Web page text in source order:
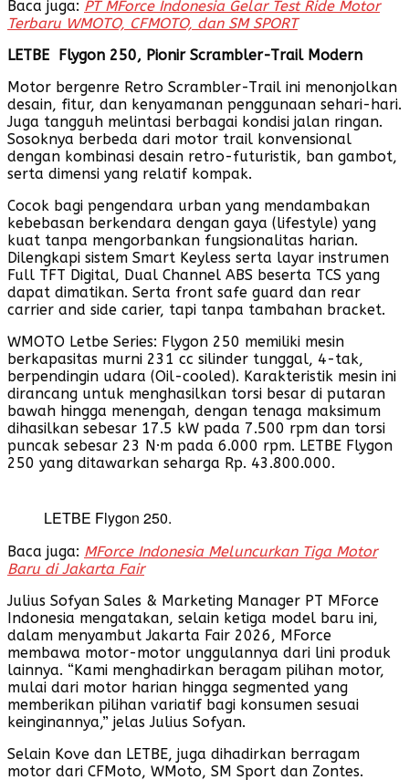
Baca juga: PT MForce Indonesia Gelar Test Ride Motor
Terbaru WMOTO, CFMOTO, dan SM SPORT
LETBE Flygon 250, Pionir Scrambler-Trail Modern
Motor bergenre Retro Scrambler-Trail ini menonjolkan
desain, fitur, dan kenyamanan penggunaan sehari-hari.
Juga tangguh melintasi berbagai kondisi jalan ringan.
Sosoknya berbeda dari motor trail konvensional
dengan kombinasi desain retro-futuristik, ban gambot,
serta dimensi yang relatif kompak.
Cocok bagi pengendara urban yang mendambakan
kebebasan berkendara dengan gaya (lifestyle) yang
kuat tanpa mengorbankan fungsionalitas harian.
Dilengkapi sistem Smart Keyless serta layar instrumen
Full TFT Digital, Dual Channel ABS beserta TCS yang
dapat dimatikan. Serta front safe guard dan rear
carrier and side carier, tapi tanpa tambahan bracket.
WMOTO Letbe Series: Flygon 250 memiliki mesin
berkapasitas murni 231 cc silinder tunggal, 4-tak,
berpendingin udara (Oil-cooled). Karakteristik mesin ini
dirancang untuk menghasilkan torsi besar di putaran
bawah hingga menengah, dengan tenaga maksimum
dihasilkan sebesar 17.5 kW pada 7.500 rpm dan torsi
puncak sebesar 23 N·m pada 6.000 rpm. LETBE Flygon
250 yang ditawarkan seharga Rp. 43.800.000.
LETBE Flygon 250.
Baca juga: MForce Indonesia Meluncurkan Tiga Motor
Baru di Jakarta Fair
Julius Sofyan Sales & Marketing Manager PT MForce
Indonesia mengatakan, selain ketiga model baru ini,
dalam menyambut Jakarta Fair 2026, MForce
membawa motor-motor unggulannya dari lini produk
lainnya. “Kami menghadirkan beragam pilihan motor,
mulai dari motor harian hingga segmented yang
memberikan pilihan variatif bagi konsumen sesuai
keinginannya,” jelas Julius Sofyan.
Selain Kove dan LETBE, juga dihadirkan berragam
motor dari CFMoto, WMoto, SM Sport dan Zontes.